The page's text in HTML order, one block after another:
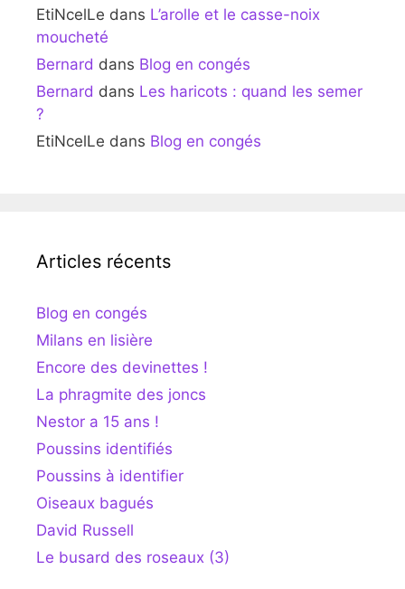
EtiNcelLe dans L’arolle et le casse-noix
moucheté
Bernard dans Blog en congés
Bernard dans Les haricots : quand les semer
?
EtiNcelLe dans Blog en congés
Articles récents
Blog en congés
Milans en lisière
Encore des devinettes !
La phragmite des joncs
Nestor a 15 ans !
Poussins identifiés
Poussins à identifier
Oiseaux bagués
David Russell
Le busard des roseaux (3)